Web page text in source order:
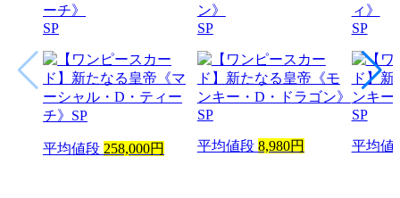
ーチ》
SP
平均値段 258,000円
ン》
SP
平均値段 8,980円
ィ》
SP
平均値